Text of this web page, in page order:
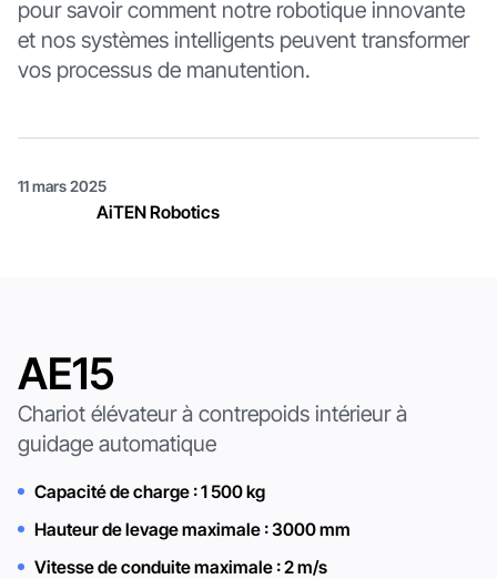
pour savoir comment notre robotique innovante
et nos systèmes intelligents peuvent transformer
vos processus de manutention.
11 mars 2025
AiTEN Robotics
AE15
Chariot élévateur à contrepoids intérieur à
guidage automatique
Capacité de charge : 1 500 kg
Hauteur de levage maximale : 3000 mm
Vitesse de conduite maximale : 2 m/s